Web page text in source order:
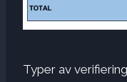
Typer av